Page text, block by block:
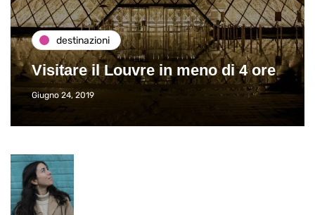
destinazioni
Visitare il Louvre in meno di 4 ore
Giugno 24, 2019